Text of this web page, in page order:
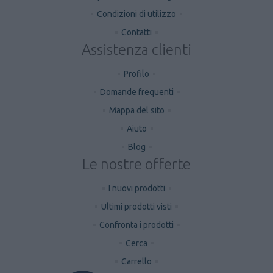
Condizioni di utilizzo
Contatti
Assistenza clienti
Profilo
Domande frequenti
Mappa del sito
Aiuto
Blog
Le nostre offerte
I nuovi prodotti
Ultimi prodotti visti
Confronta i prodotti
Cerca
Carrello